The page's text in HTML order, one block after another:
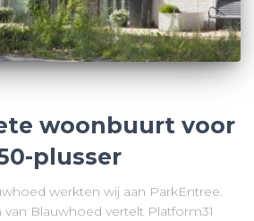
woonbuurt voor
plusser
werkten wij aan ParkEntree.
Blauwhoed vertelt Platform31